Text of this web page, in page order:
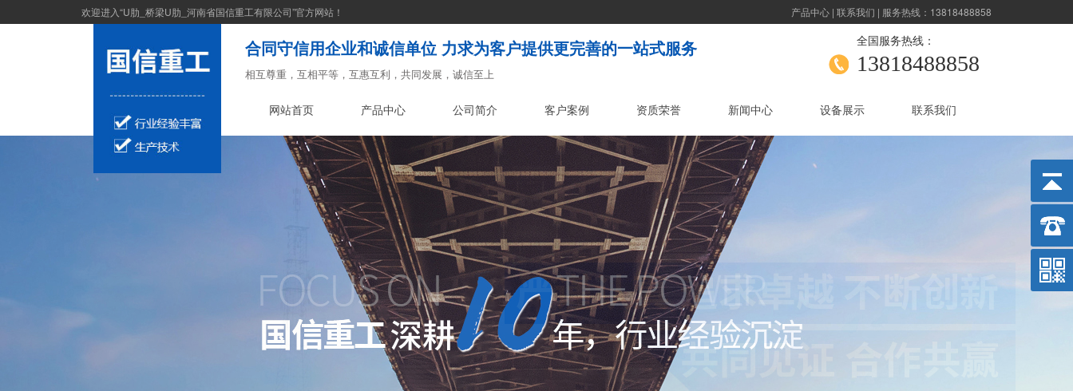
欢迎进入“U肋_桥梁U肋_河南省国信重工有限公司”官方网站！ 产品中心 | 联系我们 | 服务热线：13818488858
合同守信用企业和诚信单位 力求为客户提供更完善的一站式服务
相互尊重，互相平等，互惠互利，共同发展，诚信至上
全国服务热线：
13818488858
网站首页 产品中心 公司简介 客户案例 资质荣誉 新闻中心 设备展示 联系我们